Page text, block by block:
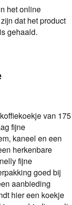
het online
dat het product
gehaald.
van 175
fijne
kaneel en een
herkenbare
fijne
goed bij
aanbieding
hier een koekje